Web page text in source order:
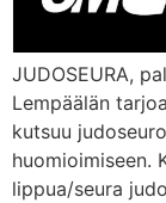
JUDOSEURA,
Lempäälän
kutsuu
huomioimiseen.
lippua/seura